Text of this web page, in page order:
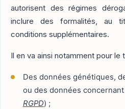
autorisent des régimes
inclure des formalités, au
conditions supplémentaires.
Il en va ainsi notamment pour le
Des données génétiques,
ou des données
RGPD) ;